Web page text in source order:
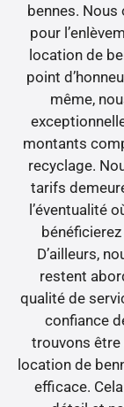
bennes.
pour
location de
point
même,
montants
recyclage.
tarifs
l’éventualité
D’ailleurs,
restent
qualité de
confiance
trouvons être
location de
efficace.